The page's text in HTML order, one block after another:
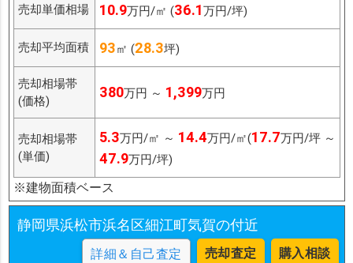
売却単価相場 10.9万円/㎡ (36.1万円/坪)
売却平均面積 93㎡ (28.3坪)
売却相場帯
(価格)
380万円 ～ 1,399万円
売却相場帯
(単価)
5.3万円/㎡ ～ 14.4万円/㎡(17.7万円/坪 ～
47.9万円/坪)
※建物面積ベース
静岡県浜松市浜名区細江町気賀の付近
詳細＆自己査定 売却査定 購入相談